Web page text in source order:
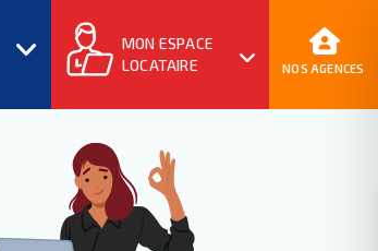
MON ESPACE
LOCATAIRE
NOS AGENCES